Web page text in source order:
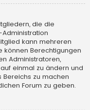
die die
kann mehreren
können Berechtigungen
Administratoren,
einmal zu ändern und
Bereichs zu machen
Forum zu geben.